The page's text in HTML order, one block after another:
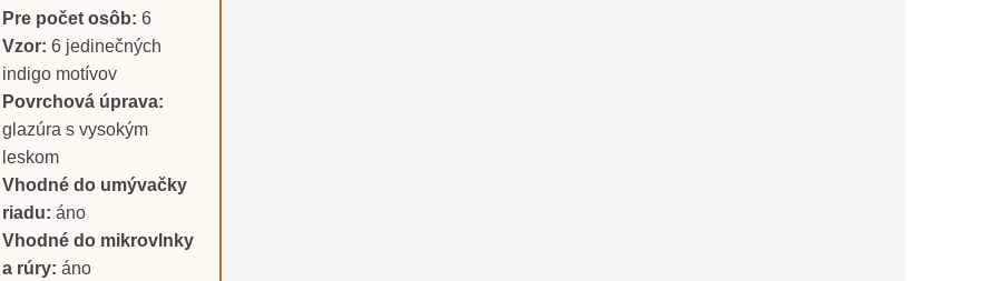
Pre počet osôb: 6
Vzor: 6 jedinečných
indigo motívov
Povrchová úprava:
glazúra s vysokým
leskom
Vhodné do umývačky
riadu: áno
Vhodné do mikrovlnky
a rúry: áno